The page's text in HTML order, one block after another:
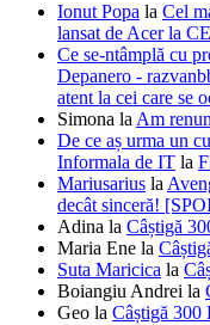
Ionut Popa la Cel
lansat de Acer la
Ce se-ntâmplă cu
Depanero -
atent la cei care se
Simona la Am
De ce aș urma un
Informala de IT la
Mariusarius la
decât sinceră!
Adina la Câștigă
Maria Ene la
Suta Maricica la
Boiangiu Andrei la
Geo la Câștigă 300